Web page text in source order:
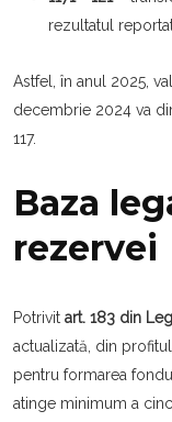
rezultatul
Astfel, în anul 2025,
decembrie 2024 va
117.
Baza
rezervei
Potrivit art. 183 din
actualizată, din
pentru formarea
atinge minimum a